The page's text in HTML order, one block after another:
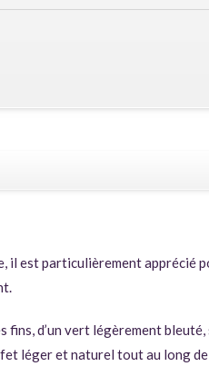
il est particulièrement apprécié
fins, d’un vert légèrement
léger et naturel tout au long de